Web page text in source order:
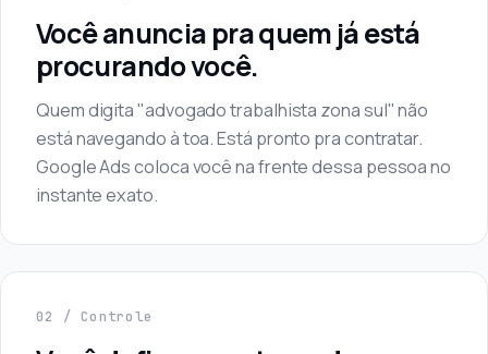
Você anuncia pra quem já está
procurando você.
Quem digita "advogado trabalhista zona sul" não
está navegando à toa. Está pronto pra contratar.
Google Ads coloca você na frente dessa pessoa no
instante exato.
02 / Controle